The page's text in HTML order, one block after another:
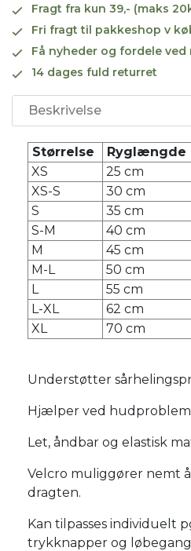
Fragt fra kun 39,- (maks
Fri fragt til pakkeshop v
Få nyheder og fordele
14 dages fuld returret
Beskrivelse
Størrelse Ryglængde
XS
25 cm
XS-S
30 cm
S
35 cm
S-M
40 cm
M
45 cm
M-L
50 cm
L
55 cm
L-XL
62 cm
XL
70 cm
Understøtter
Hjælper ved
Let, åndbar og elastisk
Velcro muliggører nemt
dragten.
Kan tilpasses individuelt
trykknapper og